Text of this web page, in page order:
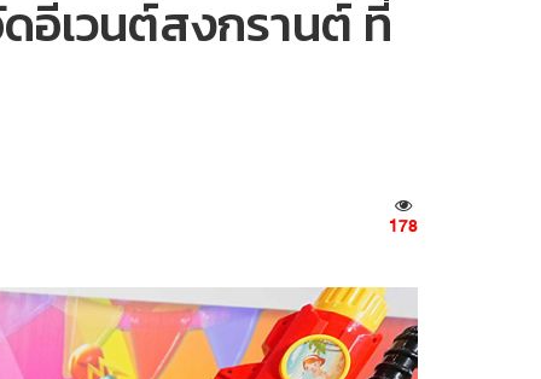
เวนต์สงกรานต์ ที่
178